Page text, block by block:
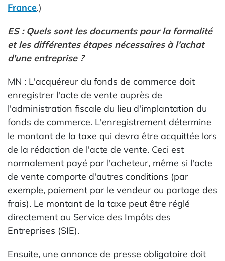
France.)
ES : Quels sont les documents pour la formalité
et les différentes étapes nécessaires à l'achat
d'une entreprise ?
MN : L'acquéreur du fonds de commerce doit
enregistrer l'acte de vente auprès de
l'administration fiscale du lieu d'implantation du
fonds de commerce. L'enregistrement détermine
le montant de la taxe qui devra être acquittée lors
de la rédaction de l'acte de vente. Ceci est
normalement payé par l'acheteur, même si l'acte
de vente comporte d'autres conditions (par
exemple, paiement par le vendeur ou partage des
frais). Le montant de la taxe peut être réglé
directement au Service des Impôts des
Entreprises (SIE).
Ensuite, une annonce de presse obligatoire doit